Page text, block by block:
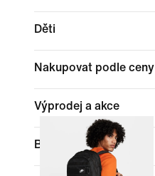
Děti
Nakupovat podle ceny
Výprodej a akce
Barva